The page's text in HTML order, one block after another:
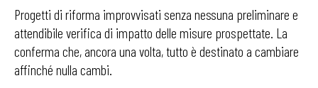
Progetti di riforma improvvisati senza nessuna preliminare e
attendibile verifica di impatto delle misure prospettate. La
conferma che, ancora una volta, tutto è destinato a cambiare
affinché nulla cambi.